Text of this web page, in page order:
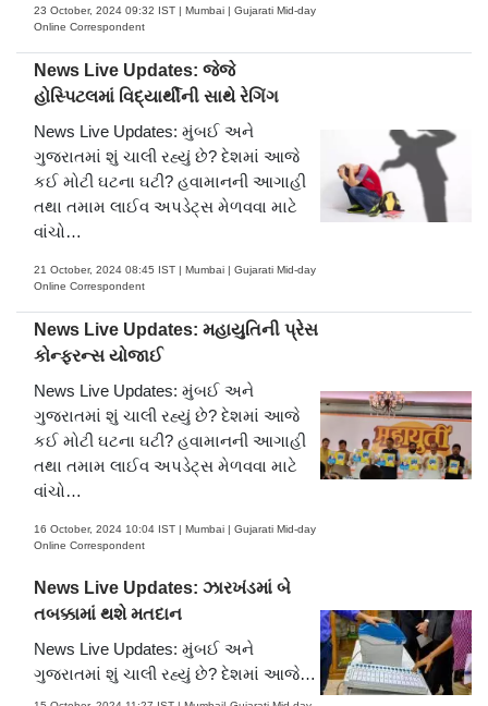
23 October, 2024 09:32 IST | Mumbai | Gujarati Mid-day
Online Correspondent
News Live Updates: જેજે
હોસ્પિટલમાં વિદ્યાર્થીની સાથે રેગિંગ
News Live Updates: મુંબઈ અને
ગુજરાતમાં શું ચાલી રહ્યું છે? દેશમાં આજે
કઈ મોટી ઘટના ઘટી? હવામાનની આગાહી
તથા તમામ લાઈવ અપડેટ્સ મેળવવા માટે
વાંચો…
21 October, 2024 08:45 IST | Mumbai | Gujarati Mid-day
Online Correspondent
News Live Updates: મહાયુતિની પ્રેસ
કોન્ફરન્સ યોજાઈ
News Live Updates: મુંબઈ અને
ગુજરાતમાં શું ચાલી રહ્યું છે? દેશમાં આજે
કઈ મોટી ઘટના ઘટી? હવામાનની આગાહી
તથા તમામ લાઈવ અપડેટ્સ મેળવવા માટે
વાંચો…
16 October, 2024 10:04 IST | Mumbai | Gujarati Mid-day
Online Correspondent
News Live Updates: ઝારખંડમાં બે
તબક્કામાં થશે મતદાન
News Live Updates: મુંબઈ અને
ગુજરાતમાં શું ચાલી રહ્યું છે? દેશમાં આજે
કઈ મોટી ઘટના ઘટી? હવામાનની આગાહી